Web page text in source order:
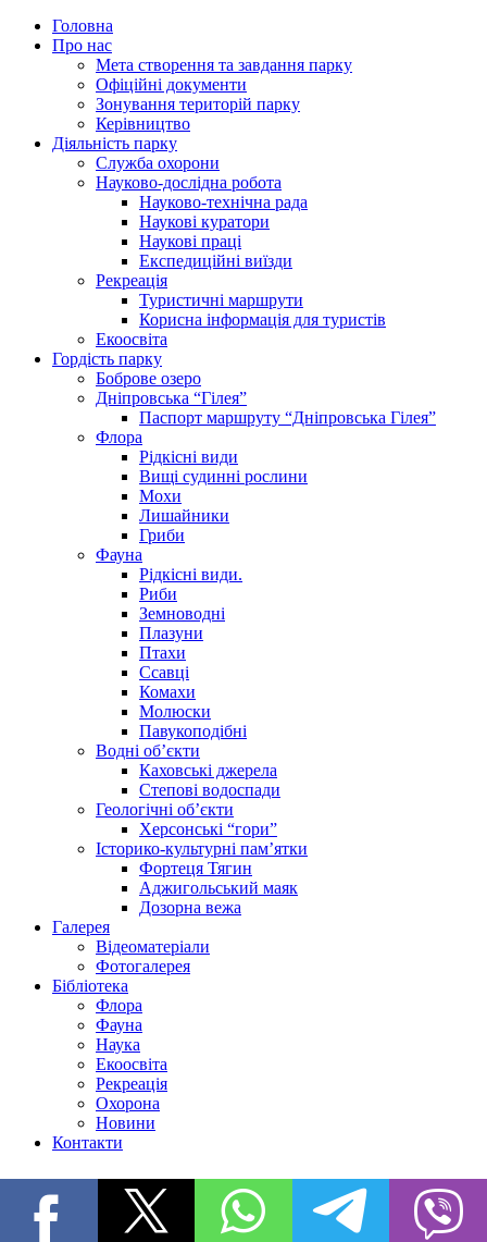
Головна
Про нас
Мета створення та завдання парку
Офіційні документи
Зонування територій парку
Керівництво
Діяльність парку
Служба охорони
Науково-дослідна робота
Науково-технічна рада
Наукові куратори
Наукові праці
Експедиційні виїзди
Рекреація
Туристичні маршрути
Корисна інформація для туристів
Екоосвіта
Гордість парку
Боброве озеро
Дніпровська “Гілея”
Паспорт маршруту “Дніпровська Гілея”
Флора
Рідкісні види
Вищі судинні рослини
Мохи
Лишайники
Гриби
Фауна
Рідкісні види.
Риби
Земноводні
Плазуни
Птахи
Ссавці
Комахи
Молюски
Павукоподібні
Водні об’єкти
Каховські джерела
Степові водоспади
Геологічні об’єкти
Херсонські “гори”
Історико-культурні пам’ятки
Фортеця Тягин
Аджигольський маяк
Дозорна вежа
Галерея
Відеоматеріали
Фотогалерея
Бібліотека
Флора
Фауна
Наука
Екоосвіта
Рекреація
Охорона
Новини
Контакти